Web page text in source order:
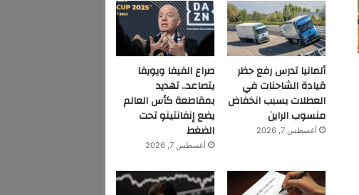
ألمانيا تدرس رفع حظر
قيادة الشاحنات في
العطلات بسبب انخفاض
منسوب الراين
أغسطس 7, 2026
صراع الفيفا ويويفا
يتصاعد.. تهديد
بمقاطعة كأس العالم
يضع إنفانتينو تحت
الضغط
أغسطس 7, 2026